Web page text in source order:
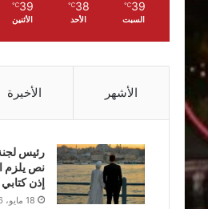
39
℃
السبت
38
℃
الأحد
39
℃
الأثنين
الأشهر الأخيرة
رئيس
نص يلزم
إذن
18 مايو، 2026